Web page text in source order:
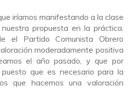
iríamos manifestando a la clase
propuesta en la práctica.
el Partido Comunista Obrero
moderadamente positiva
el año pasado, y que por
que es necesario para la
que hacemos una valoración